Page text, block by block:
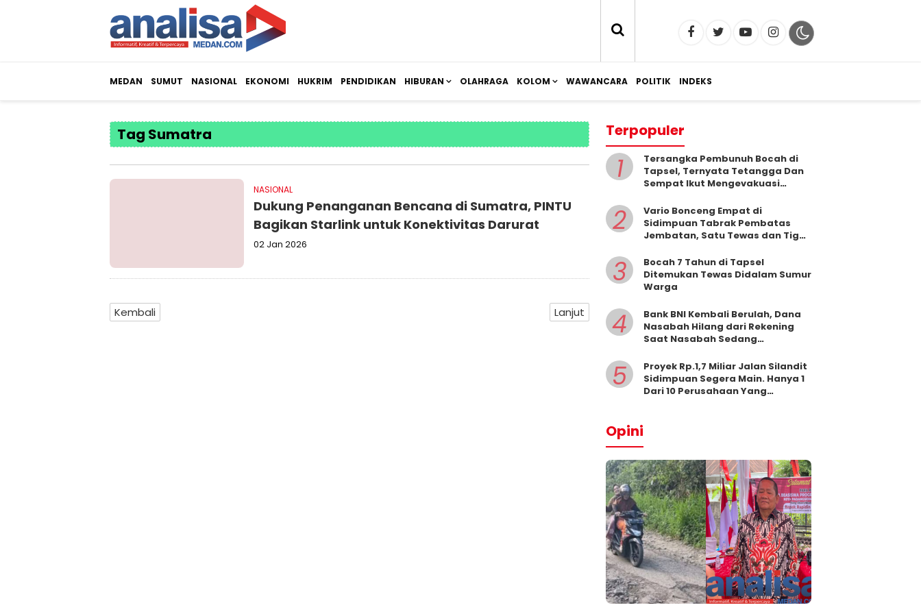
MEDAN SUMUT NASIONAL EKONOMI HUKRIM PENDIDIKAN HIBURAN OLAHRAGA KOLOM WAWANCARA POLITIK INDEKS
Tag Sumatra
NASIONAL
Dukung Penanganan Bencana di Sumatra, PINTU
Bagikan Starlink untuk Konektivitas Darurat
02 Jan 2026
Kembali Lanjut
Terpopuler
1
Tersangka Pembunuh Bocah di
Tapsel, Ternyata Tetangga Dan
Sempat Ikut Mengevakuasi
2
Vario Bonceng Empat di
Sidimpuan Tabrak Pembatas
Jembatan, Satu Tewas dan Tiga
3
Bocah 7 Tahun di Tapsel
Ditemukan Tewas Didalam Sumur
Warga
4
Bank BNI Kembali Berulah, Dana
Nasabah Hilang dari Rekening
Saat Nasabah Sedang
5
Proyek Rp.1,7 Miliar Jalan Silandit
Sidimpuan Segera Main. Hanya 1
Dari 10 Perusahaan Yang
Opini